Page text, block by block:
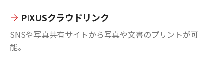
PIXUSクラウドリンク
SNSや写真共有サイトから写真や文書のプリントが可
能。